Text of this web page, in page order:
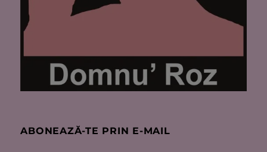
ABONEAZĂ-TE PRIN E-MAIL